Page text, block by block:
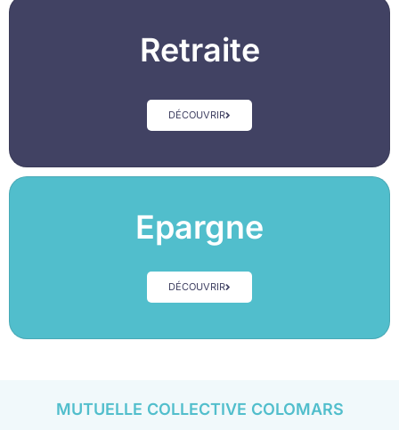
Retraite
DÉCOUVRIR
Epargne
DÉCOUVRIR
MUTUELLE COLLECTIVE COLOMARS